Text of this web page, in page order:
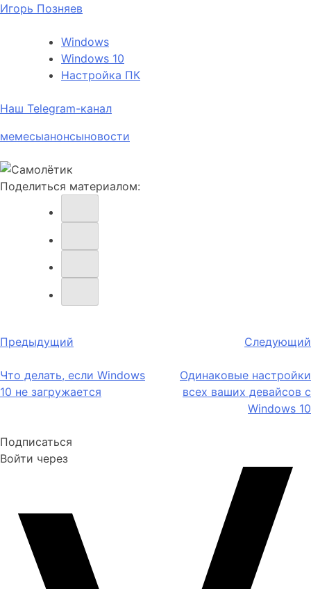
Игорь Позняев
Windows
Windows 10
Настройка ПК
Наш Telegram-канал
мемесыанонсыновости
Поделиться материалом:
Навигация
записям
Предыдущий
Что делать, если Windows
10 не загружается
Следующий
Одинаковые настройки
всех ваших девайсов с
Windows 10
Подписаться
Войти через